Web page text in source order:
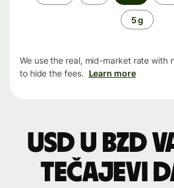
period
5 g
We use the real, mid-market rate with
to hide the fees. Learn more
USD u BZD
tečajevi